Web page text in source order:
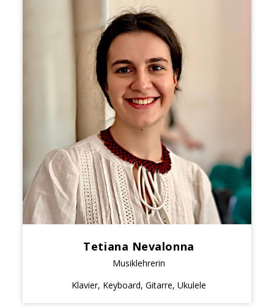
Tetiana Nevalonna
Musiklehrerin
Klavier, Keyboard, Gitarre, Ukulele